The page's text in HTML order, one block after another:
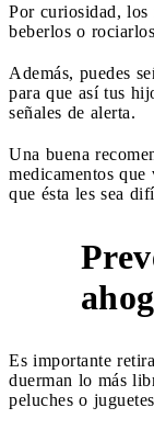
Por curiosidad, los
beberlos o
Además, puedes
para que así tus
señales de alerta.
Una buena
medicamentos que
que ésta les sea
Es importante
duerman lo más
peluches o